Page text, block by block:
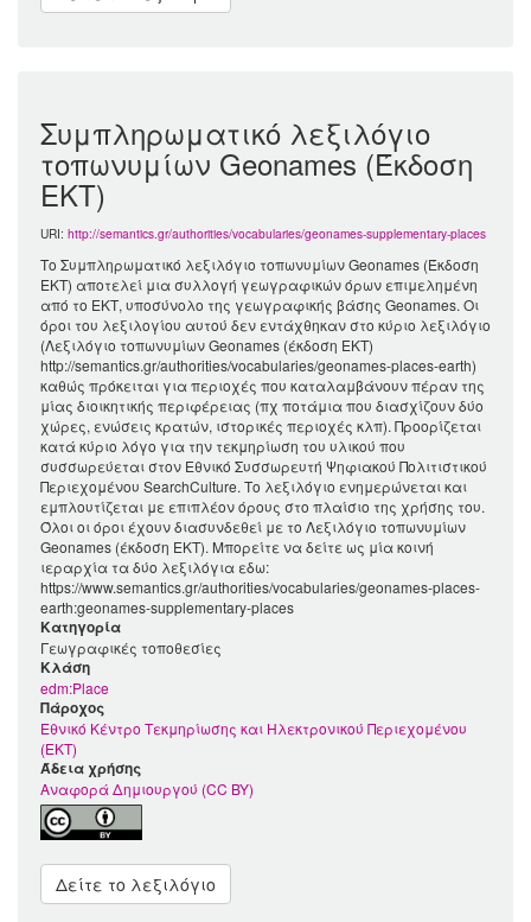
Συμπληρωματικό λεξιλόγιο
τοπωνυμίων Geonames (Έκδοση
ΕΚΤ)
URI: http://semantics.gr/authorities/vocabularies/geonames-supplementary-places
Το Συμπληρωματικό λεξιλόγιο τοπωνυμίων Geonames (Έκδοση
ΕΚΤ) αποτελεί μια συλλογή γεωγραφικών όρων επιμελημένη
από το ΕΚΤ, υποσύνολο της γεωγραφικής βάσης Geonames. Οι
όροι του λεξιλογίου αυτού δεν εντάχθηκαν στο κύριο λεξιλόγιο
(Λεξιλόγιο τοπωνυμίων Geonames (έκδοση ΕΚΤ)
http://semantics.gr/authorities/vocabularies/geonames-places-earth)
καθώς πρόκειται για περιοχές που καταλαμβάνουν πέραν της
μίας διοικητικής περιφέρειας (πχ ποτάμια που διασχίζουν δύο
χώρες, ενώσεις κρατών, ιστορικές περιοχές κλπ). Προορίζεται
κατά κύριο λόγο για την τεκμηρίωση του υλικού που
συσσωρεύεται στον Εθνικό Συσσωρευτή Ψηφιακού Πολιτιστικού
Περιεχομένου SearchCulture. Το λεξιλόγιο ενημερώνεται και
εμπλουτίζεται με επιπλέον όρους στο πλαίσιο της χρήσης του.
Όλοι οι όροι έχουν διασυνδεθεί με το Λεξιλόγιο τοπωνυμίων
Geonames (έκδοση ΕΚΤ). Μπορείτε να δείτε ως μία κοινή
ιεραρχία τα δύο λεξιλόγια εδω:
https://www.semantics.gr/authorities/vocabularies/geonames-places-
earth:geonames-supplementary-places
Κατηγορία
Γεωγραφικές τοποθεσίες
Kλάση
edm:Place
Πάροχος
Εθνικό Κέντρο Τεκμηρίωσης και Ηλεκτρονικού Περιεχομένου
(ΕΚΤ)
Άδεια χρήσης
Αναφορά Δημιουργού (CC BY)
Δείτε το λεξιλόγιο